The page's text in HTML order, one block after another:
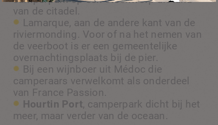
van de citadel.
Lamarque, aan de andere kant van de
riviermonding. Voor of na het nemen van
de veerboot is er een gemeentelijke
overnachtingsplaats bij de pier.
Bij een wijnboer uit Médoc die
camperaars verwelkomt als onderdeel
van France Passion.
Hourtin Port, camperpark dicht bij het
meer, maar verder van de oceaan.